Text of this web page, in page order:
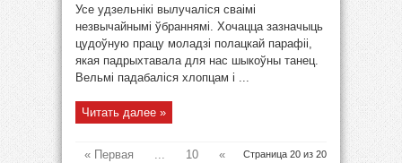
Усе удзельнікі вылучаліся сваімі
незвычайнымі ўбраннямі. Хочацца зазначыць
цудоўную працу моладзі полацкай парафіі,
якая падрыхтавала для нас шыкоўны танец.
Вельмі падабаліся хлопцам і ...
Читать далее »
Страница 20 из 20
« Первая ... 10
«